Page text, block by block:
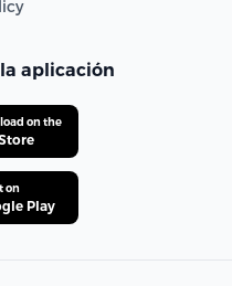
aplicación
on the
on
Play